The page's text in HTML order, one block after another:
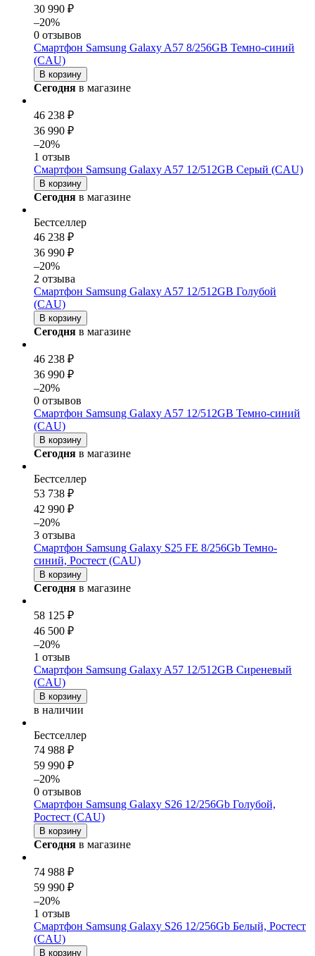
30 990 ₽
–20%
0 отзывов
Смартфон Samsung Galaxy A57 8/256GB Темно-синий
(CAU)
В корзину
Сегодня в магазине
46 238 ₽
36 990 ₽
–20%
1 отзыв
Смартфон Samsung Galaxy A57 12/512GB Серый (CAU)
В корзину
Сегодня в магазине
Бестселлер
46 238 ₽
36 990 ₽
–20%
2 отзыва
Смартфон Samsung Galaxy A57 12/512GB Голубой
(CAU)
В корзину
Сегодня в магазине
46 238 ₽
36 990 ₽
–20%
0 отзывов
Смартфон Samsung Galaxy A57 12/512GB Темно-синий
(CAU)
В корзину
Сегодня в магазине
Бестселлер
53 738 ₽
42 990 ₽
–20%
3 отзыва
Смартфон Samsung Galaxy S25 FE 8/256Gb Темно-
синий, Ростест (CAU)
В корзину
Сегодня в магазине
58 125 ₽
46 500 ₽
–20%
1 отзыв
Смартфон Samsung Galaxy A57 12/512GB Сиреневый
(CAU)
В корзину
в наличии
Бестселлер
74 988 ₽
59 990 ₽
–20%
0 отзывов
Смартфон Samsung Galaxy S26 12/256Gb Голубой,
Ростест (CAU)
В корзину
Сегодня в магазине
74 988 ₽
59 990 ₽
–20%
1 отзыв
Смартфон Samsung Galaxy S26 12/256Gb Белый, Ростест
(CAU)
В корзину